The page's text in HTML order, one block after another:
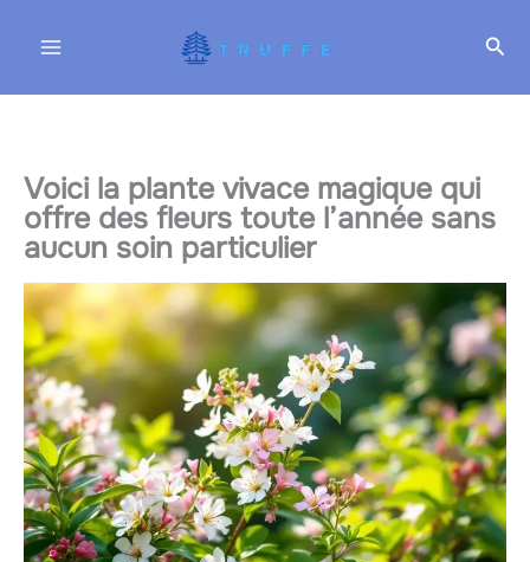
Voici la plante vivace magique qui
offre des fleurs toute l’année sans
aucun soin particulier